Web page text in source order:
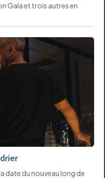
Gala et trois autres en
date du nouveau long de